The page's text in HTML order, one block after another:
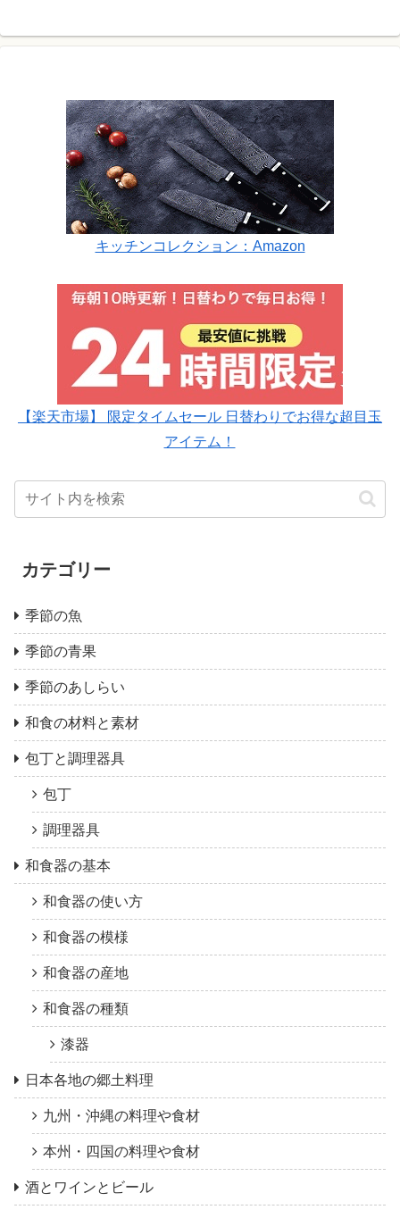
キッチンコレクション：Amazon
【楽天市場】 限定タイムセール 日替わりでお得な超目玉
アイテム！
カテゴリー
季節の魚
季節の青果
季節のあしらい
和食の材料と素材
包丁と調理器具
包丁
調理器具
和食器の基本
和食器の使い方
和食器の模様
和食器の産地
和食器の種類
漆器
日本各地の郷土料理
九州・沖縄の料理や食材
本州・四国の料理や食材
酒とワインとビール